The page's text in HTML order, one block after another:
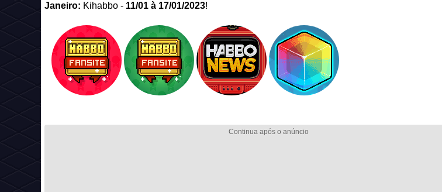
Janeiro: Kihabbo - 11/01 à 17/01/2023!